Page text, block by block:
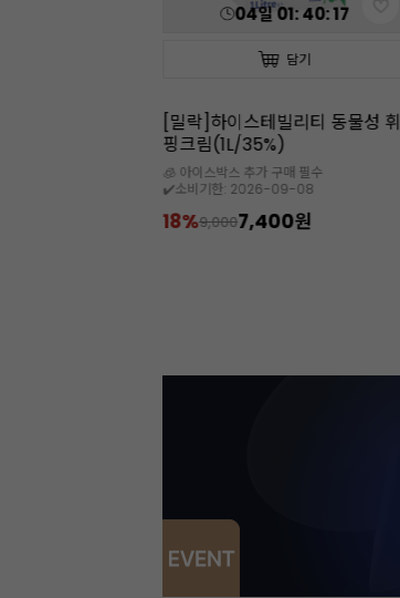
04일01:40:15
담기
[밀락]하이스테빌리티 동물성 휘
핑크림(1L/35%)
🧊 아이스박스 추가 구매 필수
✔️소비기한: 2026-09-08
18%9,0007,400원